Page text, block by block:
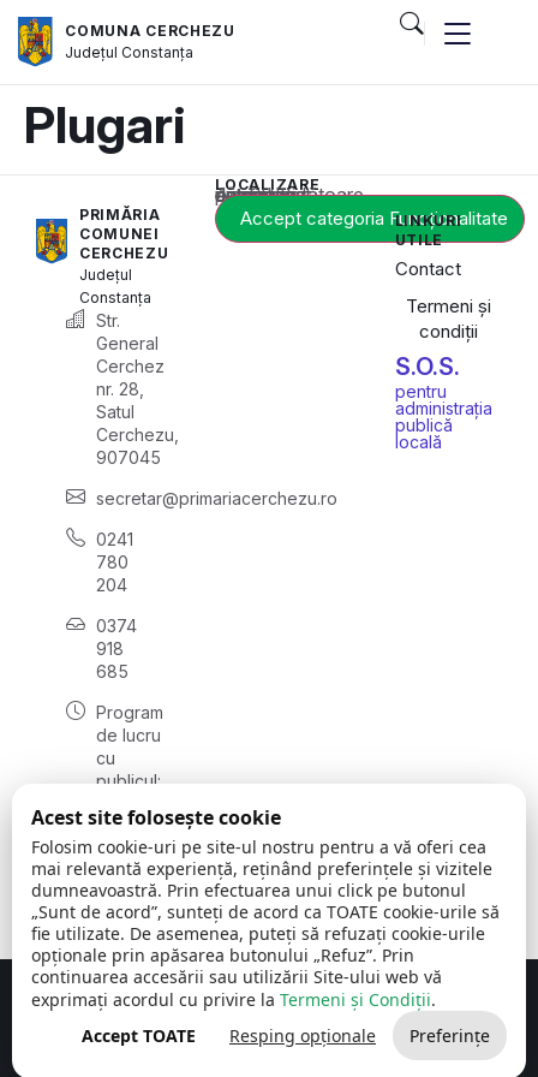
COMUNA CERCHEZU
JudețulConstanța
Plugari
PRIMĂRIA
COMUNEI
CERCHEZU
Județul
Constanța
Str.
General
Cerchez
nr. 28,
Satul
Cerchezu,
907045
secretar@primariacerchezu.ro
0241
780
204
0374
918
685
Program
de lucru
cu
publicul:
08:00 -
16:30
, vineri:
08:00 -
14:00
LOCALIZARE
Acest conținut este blocat până când acceptați categoria corespunzătoare de cookie-uri.
Accept categoria Funcționalitate
LINKURI
UTILE
Contact
Termeni și
condiții
S.O.S.
pentru
administrația
publică
locală
Comuna Cerchezu © 2026Toate drepturile rezervate
Concept realizat de Big Media Relații Publice SRL
Acest site folosește cookie
Folosim cookie-uri pe site-ul nostru pentru a vă oferi cea
mai relevantă experiență, reținând preferințele și vizitele
dumneavoastră. Prin efectuarea unui click pe butonul
„Sunt de acord”, sunteți de acord ca TOATE cookie-urile să
fie utilizate. De asemenea, puteți să refuzați cookie-urile
opționale prin apăsarea butonului „Refuz”. Prin
continuarea accesării sau utilizării Site-ului web vă
exprimați acordul cu privire la Termeni și Condiții.
Accept TOATE
Resping opționale Preferințe